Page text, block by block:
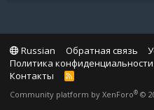
Russian Обратная связь
Политика конфиденциальности
Контакты
R
S
Community platform by XenForo® ©